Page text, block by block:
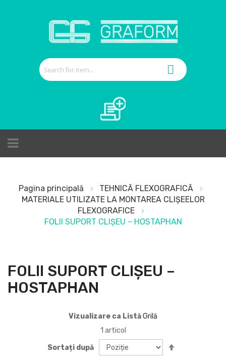
Cerere de ofertă
Pagina principală
TEHNICĂ FLEXOGRAFICĂ
MATERIALE UTILIZATE LA MONTAREA CLIȘEELOR
FLEXOGRAFICE
FOLII SUPORT CLIȘEU – HOSTAPHAN
FOLII SUPORT CLIȘEU –
HOSTAPHAN
Vizualizare ca ListăGrilă
1 articol
Sortați după